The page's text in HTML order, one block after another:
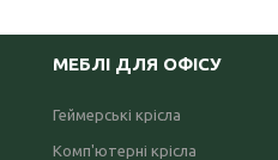
МЕБЛІ ДЛЯ ОФІСУ
Геймерські крісла
Комп'ютерні крісла